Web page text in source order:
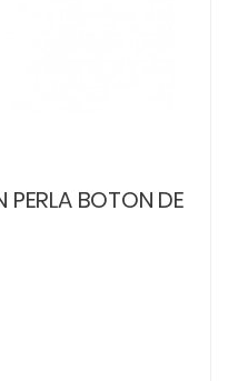
PERLA BOTON DE